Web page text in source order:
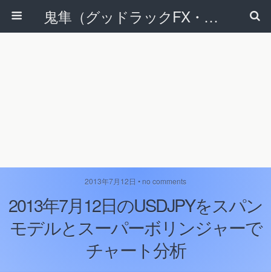
鬼隼（グッドラックFX・改）
2013年7月12日 • no comments
2013年7月12日のUSDJPYをスパン
モデルとスーパーボリンジャーで
チャート分析